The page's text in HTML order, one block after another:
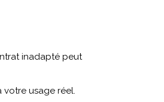
inadapté peut
votre usage réel.